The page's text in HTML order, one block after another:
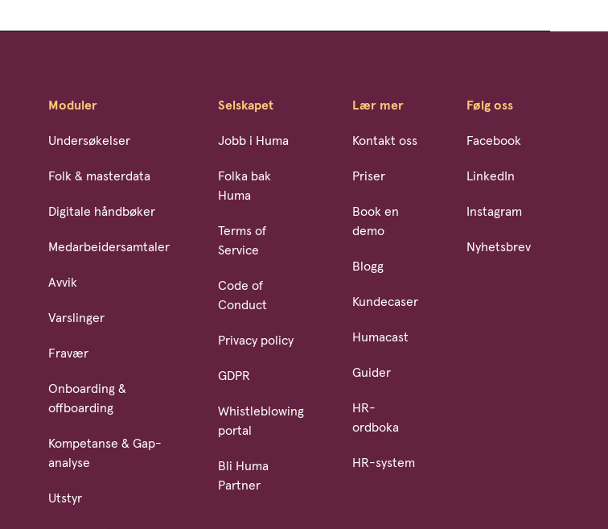
Moduler
Undersøkelser
Folk & masterdata
Digitale håndbøker
Medarbeidersamtaler
Avvik
Varslinger
Fravær
Onboarding &
offboarding
Kompetanse & Gap-
analyse
Utstyr
Selskapet
Jobb i Huma
Folka bak
Huma
Terms of
Service
Code of
Conduct
Privacy policy
GDPR
Whistleblowing
portal
Bli Huma
Partner
Lær mer
Kontakt oss
Priser
Book en
demo
Blogg
Kundecaser
Humacast
Guider
HR-
ordboka
HR-system
Følg oss
Facebook
LinkedIn
Instagram
Nyhetsbrev